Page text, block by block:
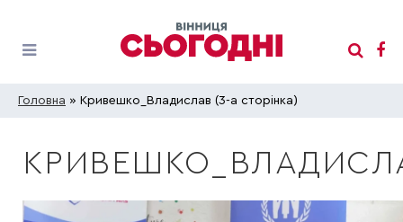
Головна » Кривешко_Владислав (3-а сторінка)